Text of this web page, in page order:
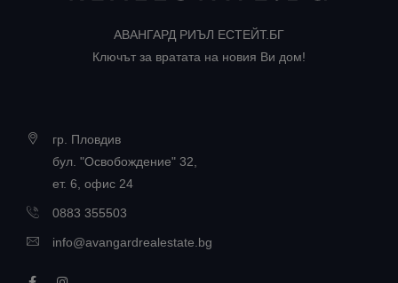
АВАНГАРД РИЪЛ ЕСТЕЙТ.БГ
Ключът за вратата на новия Ви дом!
гр. Пловдив
бул. "Освобождение" 32,
ет. 6, офис 24
0883 355503
info@avangardrealestate.bg